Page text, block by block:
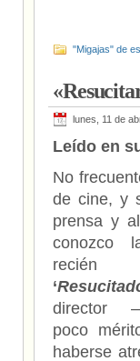
"Migajas" de
lunes, 11 de
Leído en
No
de cine, y
prensa y
conozco
recién
‘
director
poco
haberse